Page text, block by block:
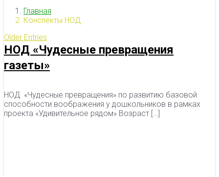
Главная
Конспекты НОД
Older Entries
НОД «Чудесные превращения
газеты»
НОД «Чудесные превращения» по развитию базовой
способности воображения у дошкольников в рамках
проекта «Удивительное рядом» Возраст […]